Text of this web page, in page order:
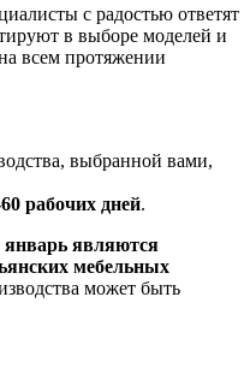
с радостью ответят
в выборе моделей и
всем протяжении
выбранной вами,
рабочих дней.
январь являются
мебельных
может быть